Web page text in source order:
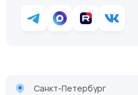
Санкт-Петербург